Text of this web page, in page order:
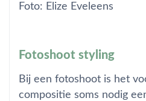
Foto: Elize Eveleens
Fotoshoot styling
Bij een fotoshoot is het
compositie soms nodig